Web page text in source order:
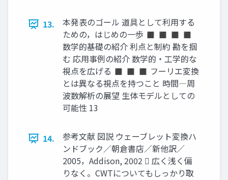
13.
本発表のゴール 道具として利用する
ための，はじめの一歩 ◼ ◼ ◼ ◼
数学的基礎の紹介 利点と制約 勘を掴
む 応用事例の紹介 数学的・工学的な
視点を広げる ◼ ◼ ◼ フーリエ変換
とは異なる視点を持つこと 時間―周
波数解析の展望 生体モデルとしての
可能性 13
14.
参考文献 図説 ウェーブレット変換ハ
ンドブック／朝倉書店／新他訳／
2005，Addison, 2002  広く浅く偏
りなく。CWTについてもしっかり取